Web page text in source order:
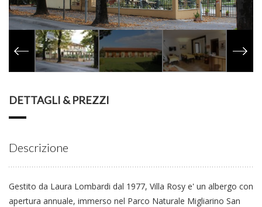
DETTAGLI & PREZZI
Descrizione
Gestito da Laura Lombardi dal 1977, Villa Rosy e' un albergo con
apertura annuale, immerso nel Parco Naturale Migliarino San